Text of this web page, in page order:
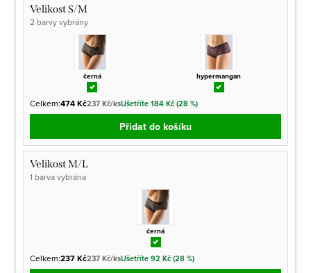
Velikost S/M
2 barvy vybrány
černá hypermangan
Celkem:474 Kč237 Kč/ksUšetříte 184 Kč (28 %)
Přidat do košíku
Velikost M/L
1 barva vybrána
černá
Celkem:237 Kč237 Kč/ksUšetříte 92 Kč (28 %)